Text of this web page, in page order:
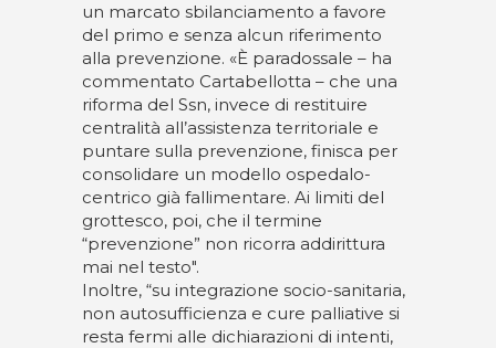
un marcato sbilanciamento a favore
del primo e senza alcun riferimento
alla prevenzione. «È paradossale – ha
commentato Cartabellotta – che una
riforma del Ssn, invece di restituire
centralità all’assistenza territoriale e
puntare sulla prevenzione, finisca per
consolidare un modello ospedalo-
centrico già fallimentare. Ai limiti del
grottesco, poi, che il termine
“prevenzione” non ricorra addirittura
mai nel testo".
Inoltre, “su integrazione socio-sanitaria,
non autosufficienza e cure palliative si
resta fermi alle dichiarazioni di intenti,